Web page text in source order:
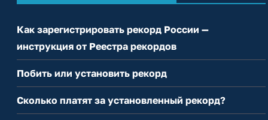
Как зарегистрировать рекорд России —
инструкция от Реестра рекордов
Побить или установить рекорд
Сколько платят за установленный рекорд?